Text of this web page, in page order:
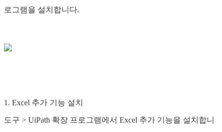
로그램을 설치합니다.
1. Excel 추가 기능 설치
도구 > UiPath 확장 프로그램에서 Excel 추가 기능을 설치합니